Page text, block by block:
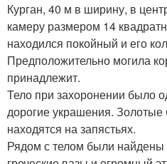
Курган, 40 м в ширину, в
камеру размером 14
находился покойный и его
Предположительно могила
принадлежит.
Тело при захоронении было
дорогие украшения.
находятся на запястьях.
Рядом с телом были